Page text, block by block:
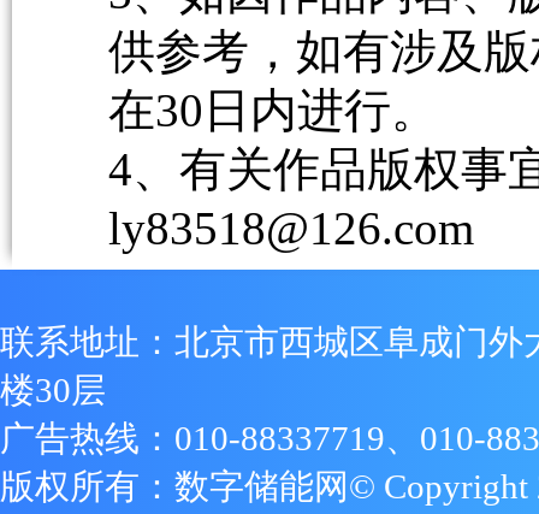
供参考，如有涉及
在30日内进行。
4、有关作品版权事
ly83518@126.com
联系地址：北京市西城区阜成门外
楼30层
广告热线：010-88337719、010-
版权所有：数字储能网© Copyright